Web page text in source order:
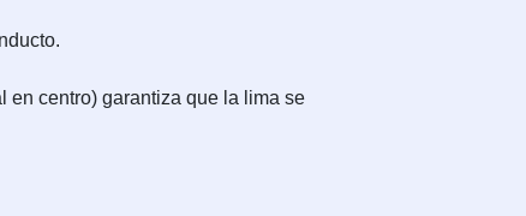
en centro) garantiza que la lima se